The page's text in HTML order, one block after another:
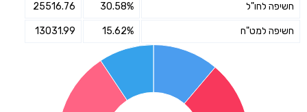
חשיפה לחו"ל 30.58%
25516.76
חשיפה למט"ח 15.62%
13031.99